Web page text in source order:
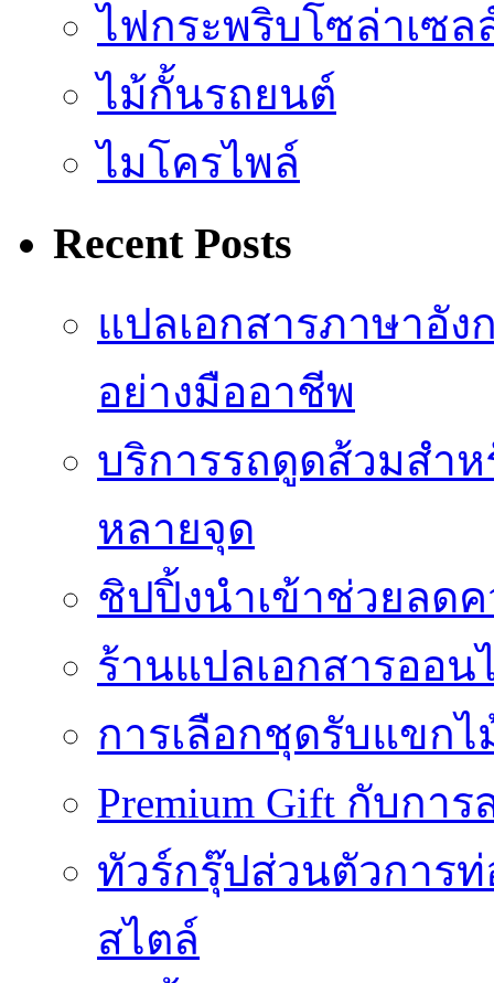
ไฟกระพริบโซล่าเซล
ไม้กั้นรถยนต์
ไมโครไพล์
Recent Posts
แปลเอกสารภาษาอั
อย่างมืออาชีพ
บริการรถดูดส้วมสำ
หลายจุด
ชิปปิ้งนำเข้าช่วยลด
ร้านแปลเอกสารออน
การเลือกชุดรับแขก
Premium Gift กับกา
ทัวร์กรุ๊ปส่วนตัวการ
สไตล์